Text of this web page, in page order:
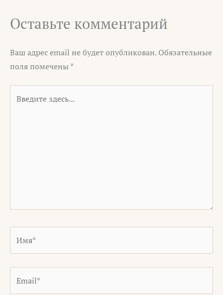
Оставьте комментарий
Ваш адрес email не будет опубликован. Обязательные
поля помечены *
здесь...